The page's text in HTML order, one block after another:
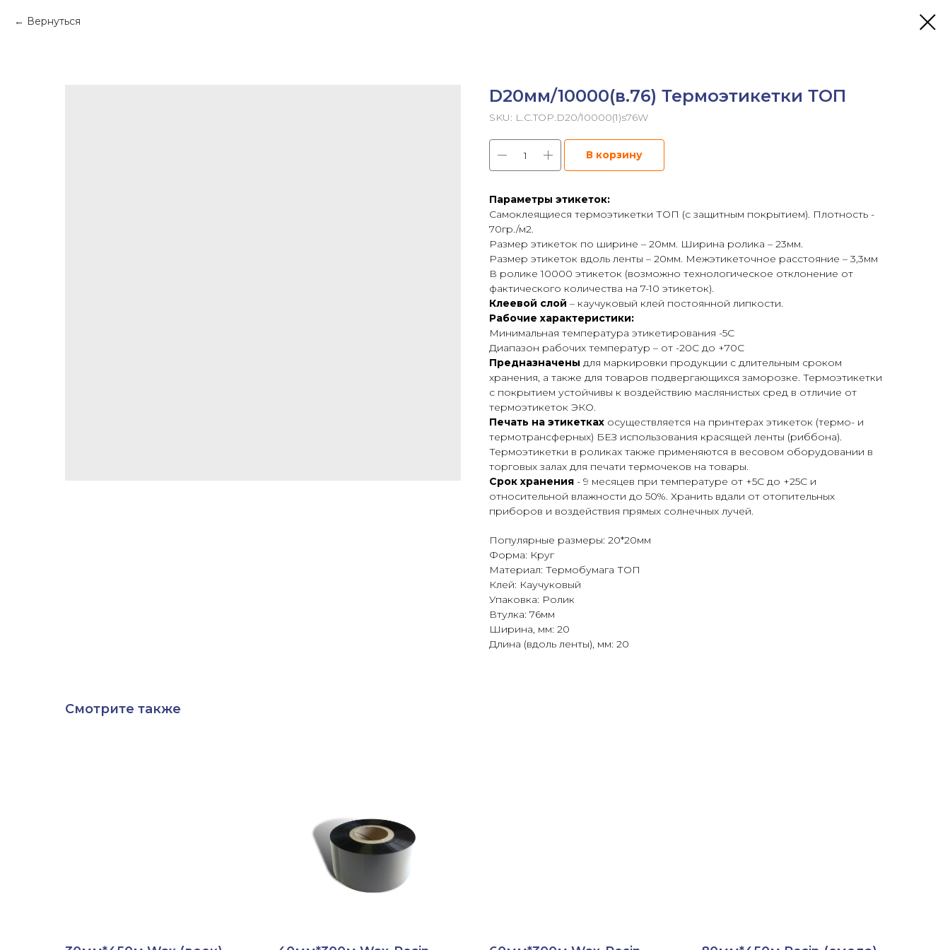
Вернуться
D20мм/10000(в.76) Термоэтикетки ТОП
SKU: L.C.TOP.D20/10000(1)s76W
В корзину
Параметры этикеток:
Самоклеящиеся термоэтикетки ТОП (с защитным покрытием). Плотность -
70гр./м2.
Размер этикеток по ширине – 20мм. Ширина ролика – 23мм.
Размер этикеток вдоль ленты – 20мм. Межэтикеточное расстояние – 3,3мм
В ролике 10000 этикеток (возможно технологическое отклонение от
фактического количества на 7-10 этикеток).
Клеевой слой – каучуковый клей постоянной липкости.
Рабочие характеристики:
Минимальная температура этикетирования -5С
Диапазон рабочих температур – от -20С до +70С
Предназначены для маркировки продукции с длительным сроком
хранения, а также для товаров подвергающихся заморозке. Термоэтикетки
с покрытием устойчивы к воздействию маслянистых сред в отличие от
термоэтикеток ЭКО.
Печать на этикетках осуществляется на принтерах этикеток (термо- и
термотрансферных) БЕЗ использования красящей ленты (риббона).
Термоэтикетки в роликах также применяются в весовом оборудовании в
торговых залах для печати термочеков на товары.
Срок хранения - 9 месяцев при температуре от +5С до +25С и
относительной влажности до 50%. Хранить вдали от отопительных
приборов и воздействия прямых солнечных лучей.
Популярные размеры: 20*20мм
Форма: Круг
Материал: Термобумага ТОП
Клей: Каучуковый
Упаковка: Ролик
Втулка: 76мм
Ширина, мм: 20
Длина (вдоль ленты), мм: 20
Смотрите также